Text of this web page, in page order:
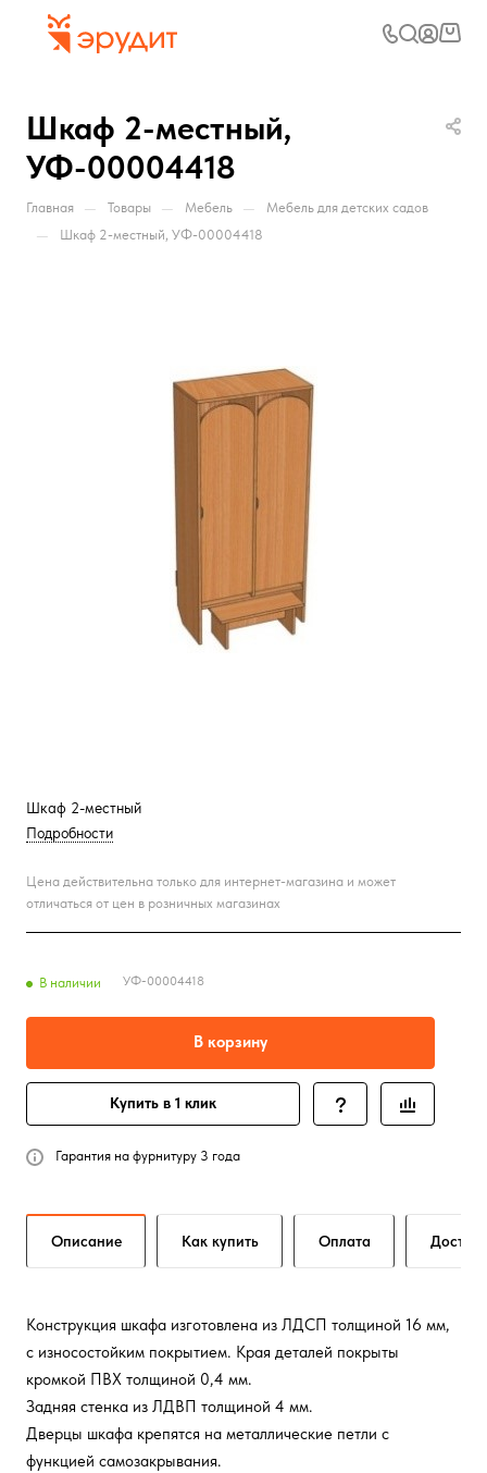
Шкаф 2-местный,
УФ-00004418
Главная — Товары — Мебель — Мебель для детских садов
— Шкаф 2-местный, УФ-00004418
Шкаф 2-местный
Подробности
Цена действительна только для интернет-магазина и может
отличаться от цен в розничных магазинах
В наличии УФ-00004418
В корзину
Купить в 1 клик
Гарантия на фурнитуру 3 года
Описание Как купить Оплата
Конструкция шкафа изготовлена из ЛДСП толщиной 16 мм,
с износостойким покрытием. Края деталей покрыты
кромкой ПВХ толщиной 0,4 мм.
Задняя стенка из ЛДВП толщиной 4 мм.
Дверцы шкафа крепятся на металлические петли с
функцией самозакрывания.